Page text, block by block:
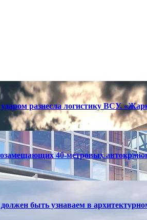
разнесла логистику ВСУ.
40-метровых
быть узнаваем в